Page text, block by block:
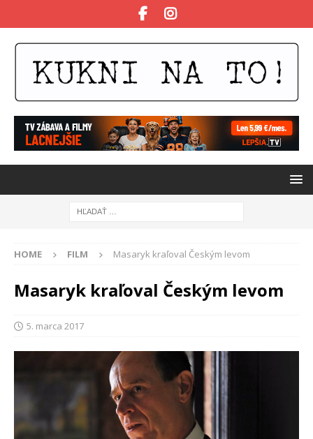
HOME FILM Masaryk kraľoval Českým levom
Masaryk kraľoval Českým levom
5. marca 2017